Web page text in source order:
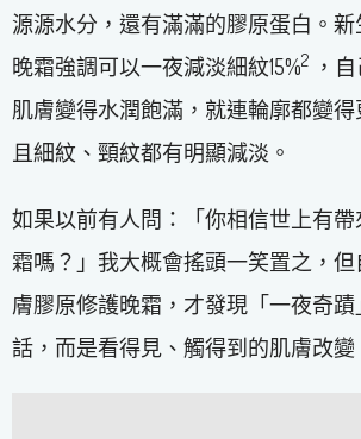
源源水分，還有滿滿的膠原蛋白。
晚霜強調可以一夜減淡細紋15%2
，
肌膚變得水潤飽滿，就連輪廓都變
且細紋、頸紋都有明顯減淡。
如果以前有人問：「你相信世上有
霜嗎？」我大概會搖頭一笑置之，
膚膠原修護晚霜，才發現「一夜奇
話，而是看得見、觸得到的肌膚改變